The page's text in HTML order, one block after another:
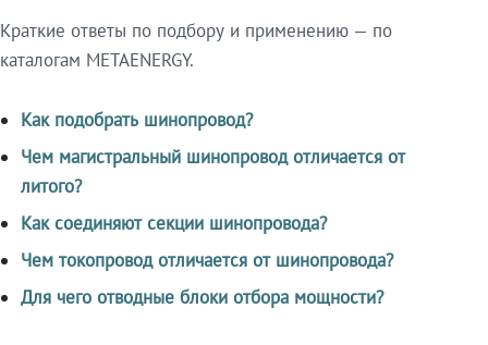
Краткие ответы по подбору и применению — по
каталогам METAENERGY.
Как подобрать шинопровод?
Чем магистральный шинопровод отличается от
литого?
Как соединяют секции шинопровода?
Чем токопровод отличается от шинопровода?
Для чего отводные блоки отбора мощности?